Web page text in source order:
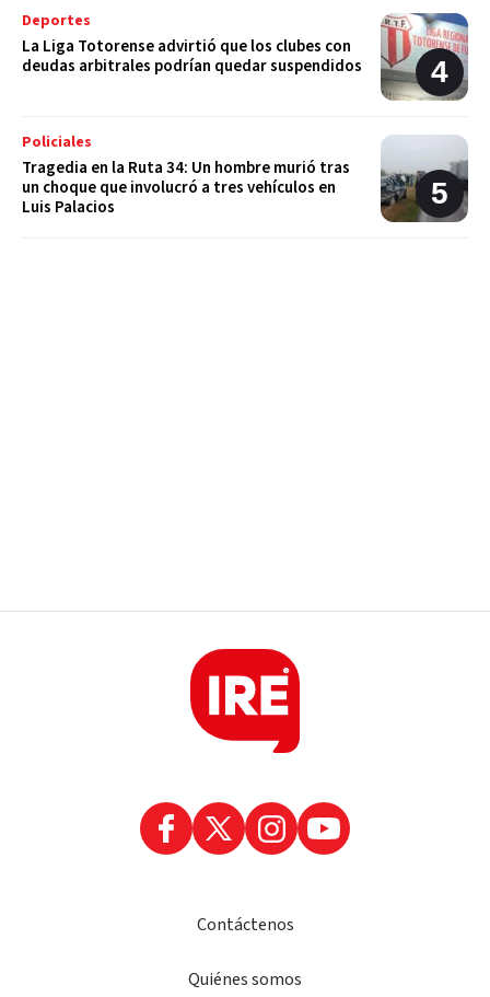
Deportes
La Liga Totorense advirtió que los clubes con
deudas arbitrales podrían quedar suspendidos
Policiales
Tragedia en la Ruta 34: Un hombre murió tras
un choque que involucró a tres vehículos en
Luis Palacios
Contáctenos
Quiénes somos